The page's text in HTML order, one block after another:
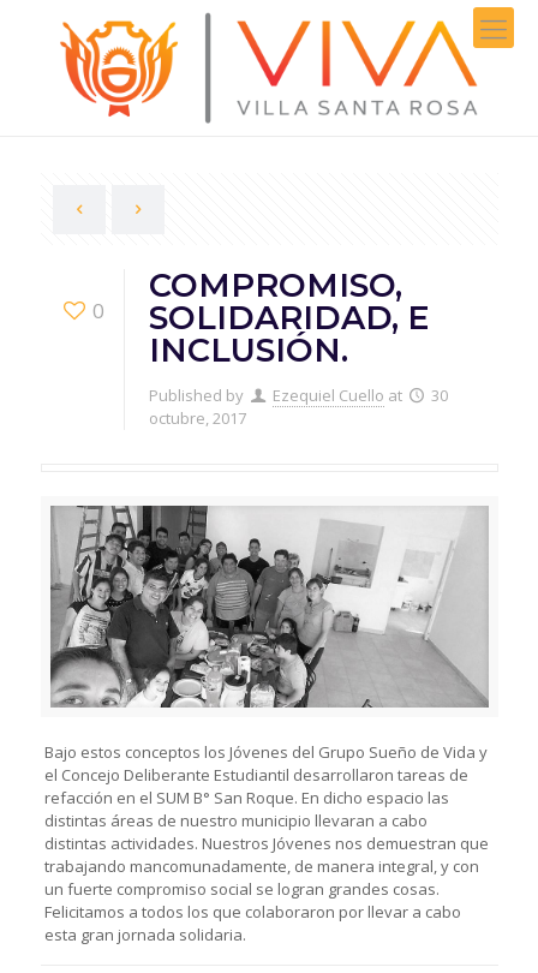
0
COMPROMISO,
SOLIDARIDAD, E
INCLUSIÓN.
Published by Ezequiel Cuello at
30
octubre, 2017
Bajo estos conceptos los Jóvenes del Grupo Sueño de Vida y
el Concejo Deliberante Estudiantil desarrollaron tareas de
refacción en el SUM B° San Roque. En dicho espacio las
distintas áreas de nuestro municipio llevaran a cabo
distintas actividades. Nuestros Jóvenes nos demuestran que
trabajando mancomunadamente, de manera integral, y con
un fuerte compromiso social se logran grandes cosas.
Felicitamos a todos los que colaboraron por llevar a cabo
esta gran jornada solidaria.